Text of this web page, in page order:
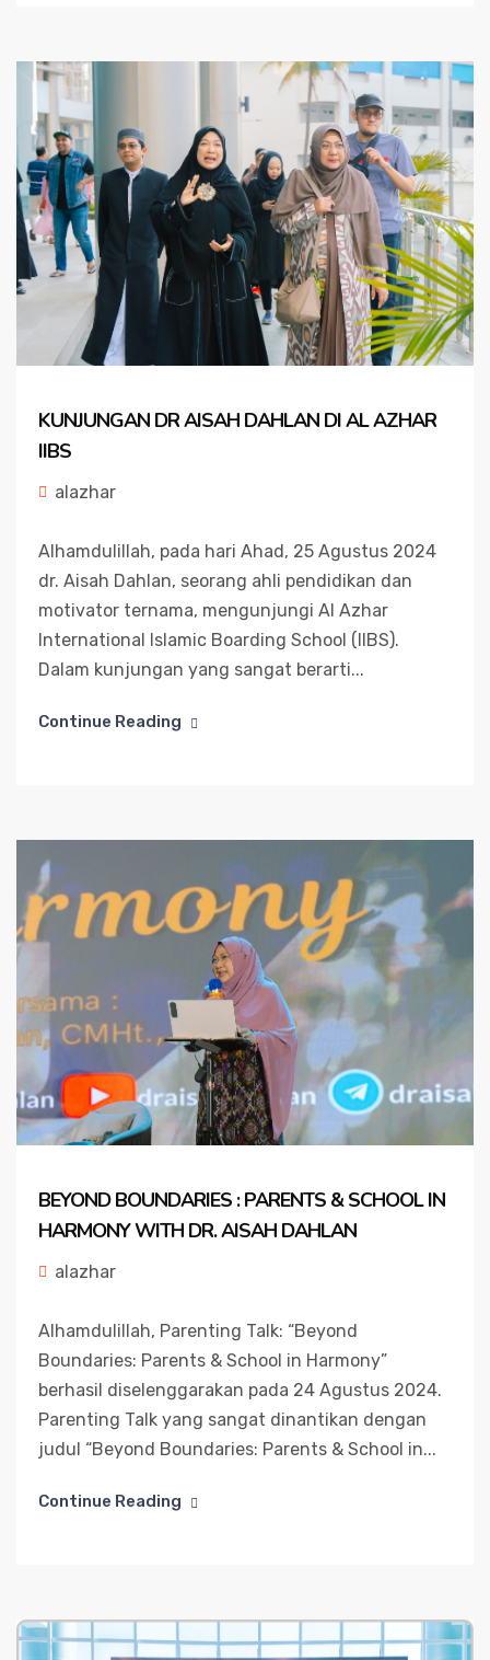
KUNJUNGAN DR AISAH DAHLAN DI AL AZHAR
IIBS
alazhar
Alhamdulillah, pada hari Ahad, 25 Agustus 2024
dr. Aisah Dahlan, seorang ahli pendidikan dan
motivator ternama, mengunjungi Al Azhar
International Islamic Boarding School (IIBS).
Dalam kunjungan yang sangat berarti...
Continue Reading
BEYOND BOUNDARIES : PARENTS & SCHOOL IN
HARMONY WITH DR. AISAH DAHLAN
alazhar
Alhamdulillah, Parenting Talk: “Beyond
Boundaries: Parents & School in Harmony”
berhasil diselenggarakan pada 24 Agustus 2024.
Parenting Talk yang sangat dinantikan dengan
judul “Beyond Boundaries: Parents & School in...
Continue Reading